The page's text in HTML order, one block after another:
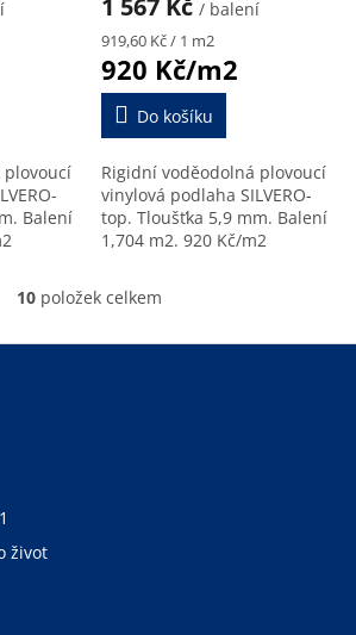
plovoucí
Balení
/ balení
Měrná
cena:
919,60 Kč / 1 m2
920 Kč/m2
Do košíku
Rigidní voděodolná plovoucí
vinylová podlaha SILVERO-
top. Tloušťka 5,9 mm. Balení
1,704 m2. 920 Kč/m2
O
l
10 položek celkem
život